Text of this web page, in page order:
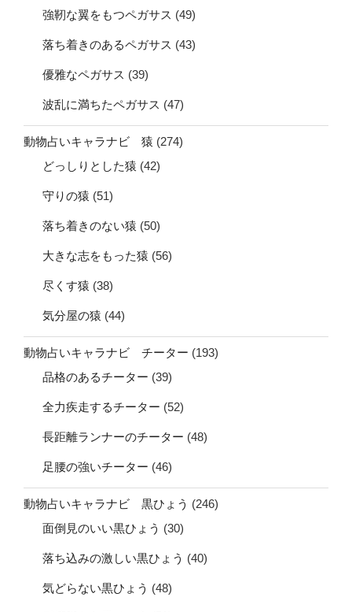
強靭な翼をもつペガサス (49)
落ち着きのあるペガサス (43)
優雅なペガサス (39)
波乱に満ちたペガサス (47)
動物占いキャラナビ 猿 (274)
どっしりとした猿 (42)
守りの猿 (51)
落ち着きのない猿 (50)
大きな志をもった猿 (56)
尽くす猿 (38)
気分屋の猿 (44)
動物占いキャラナビ チーター (193)
品格のあるチーター (39)
全力疾走するチーター (52)
長距離ランナーのチーター (48)
足腰の強いチーター (46)
動物占いキャラナビ 黒ひょう (246)
面倒見のいい黒ひょう (30)
落ち込みの激しい黒ひょう (40)
気どらない黒ひょう (48)